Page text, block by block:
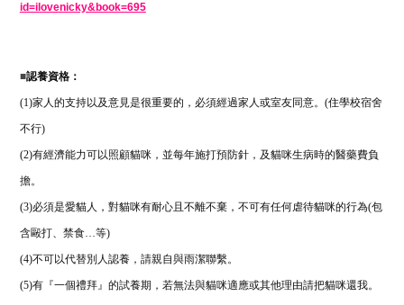
id=ilovenicky&book=695
■認養資格：
(1)家人的支持以及意見是很重要的，必須經過家人或室友同意。 (住學校宿舍
不行)
(2)有經濟能力可以照顧貓咪，並每年施打預防針，及貓咪生病時的醫藥費負
擔。
(3)必須是愛貓人，對貓咪有耐心且不離不棄，不可有任何虐待貓咪的行為(包
含毆打、禁食…等)
(4)不可以代替別人認養，請親自與雨潔聯繫。
(5)有『一個禮拜』的試養期，若無法與貓咪適應或其他理由請把貓咪還我。